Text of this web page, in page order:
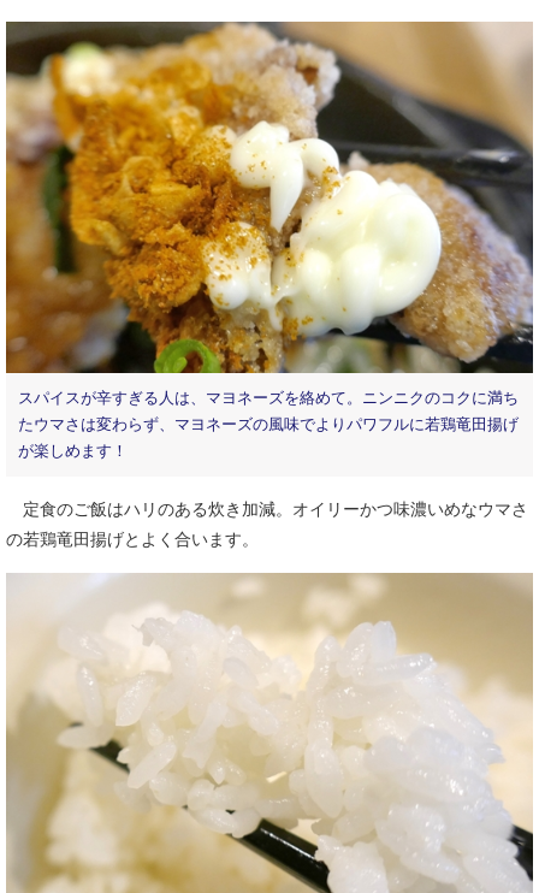
スパイスが辛すぎる人は、マヨネーズを絡めて。ニンニクのコクに満ち
たウマさは変わらず、マヨネーズの風味でよりパワフルに若鶏竜田揚げ
が楽しめます！
定食のご飯はハリのある炊き加減。オイリーかつ味濃いめなウマさ
の若鶏竜田揚げとよく合います。